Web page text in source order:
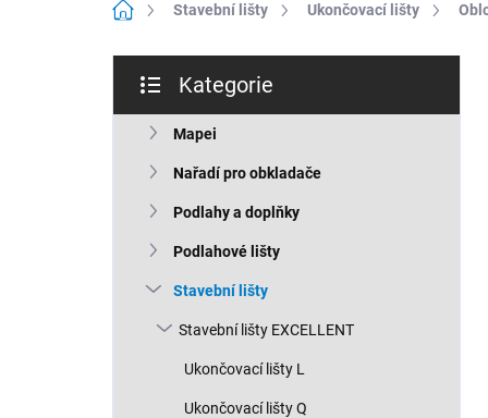
Domů Stavební lišty Ukončovací lišty
s
kategorie
Kategorie
Mapei
Nařadí pro obkladače
Podlahy a doplňky
Podlahové lišty
Stavební lišty
Stavební lišty EXCELLENT
Ukončovací lišty L
Ukončovací lišty Q